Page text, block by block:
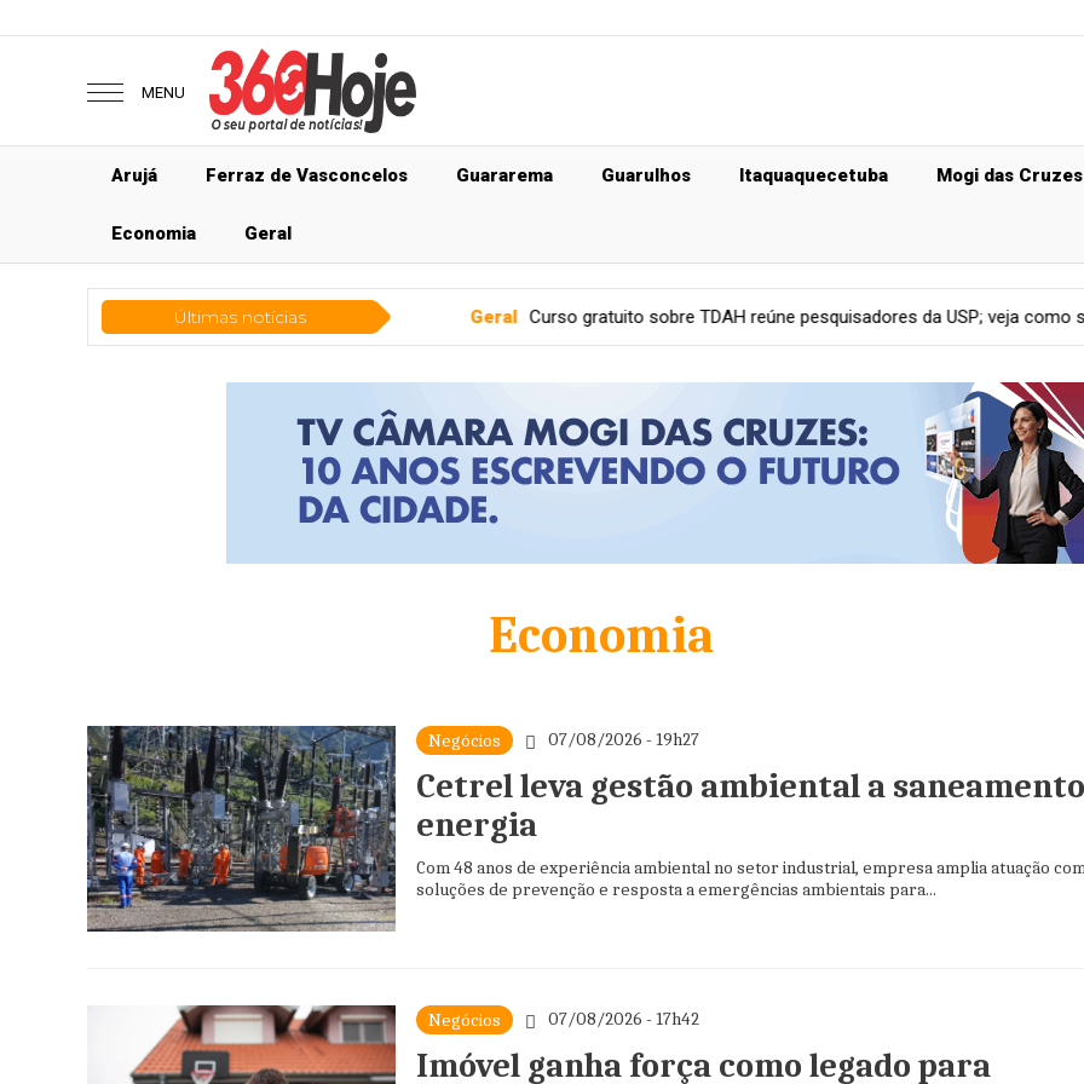
MENU
Arujá Ferraz de Vasconcelos Guararema Guarulhos Itaquaquecetuba Mogi das Cruzes
Economia Geral
Últimas notícias
Geral Curso gratuito sobre TDAH reúne pesquisadores da USP; veja como se inscrever Geral
Economia
Negócios 07/08/2026 - 19h27
Cetrel leva gestão ambiental a
energia
Com 48 anos de experiência ambiental no setor industrial, empresa amplia atuação
soluções de prevenção e resposta a emergências ambientais para...
Negócios 07/08/2026 - 17h42
Imóvel ganha força como legado para